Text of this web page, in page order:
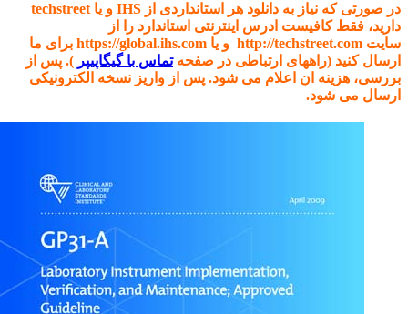
در صورتی که نیاز به دانلود هر استانداردی از IHS و یا techstreet
دارید، فقط کافیست ادرس اینترنتی استاندارد را از
سایت http://techstreet.com و یا https://global.ihs.com برای ما
ارسال کنید (راههای ارتباطی در صفحهتماس با گیگاپیپر ). پس از
بررسی، هزینه ان اعلام می شود. پس از واریز نسخه الکترونیکی
ارسال می شود.